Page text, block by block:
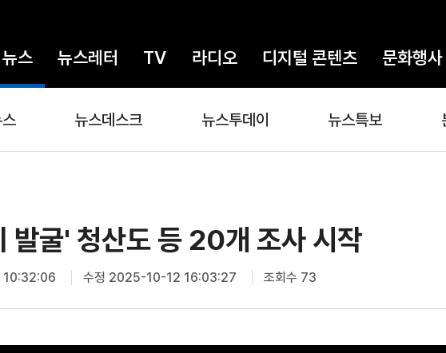
뉴스 뉴스레터 TV 라디오 디지털 콘텐츠 문화행사
뉴스데스크 뉴스투데이 뉴스특보
발굴' 청산도 등 20개 조사 시작
10:32:06 수정 2025-10-12 16:03:27 조회수 73